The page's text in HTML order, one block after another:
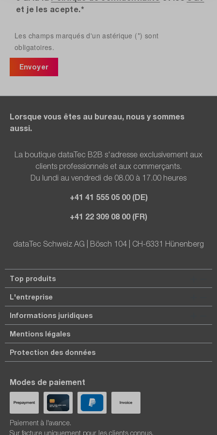
et je les acepte.*
Les champs marqués d'un astérique (*) sont
obligatoires.
Envoyer
Lorsque vous êtes au bureau, nous y sommes
aussi.
La boutique dataTec B2B s'adresse exclusivement aux
clients professionnels et aux commerçants.
Du lundi au vendredi de 08.00 à 17.00 heures
+41 41 555 05 00 (DE)
+41 22 309 08 00 (FR)
dataTec Schweiz AG | Bösch 104 | CH-6331 Hünenberg
Top produits
L'entreprise
Informations juridiques
Mentions légales
Protection des données
Modes de paiement
Paiement à l'avance.
Sur facture uniquement pour les clients connus.